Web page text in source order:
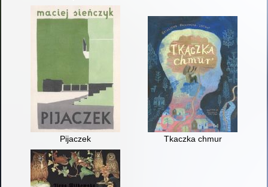
Pijaczek Tkaczka chmur